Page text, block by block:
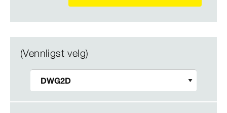
(Vennligst velg)